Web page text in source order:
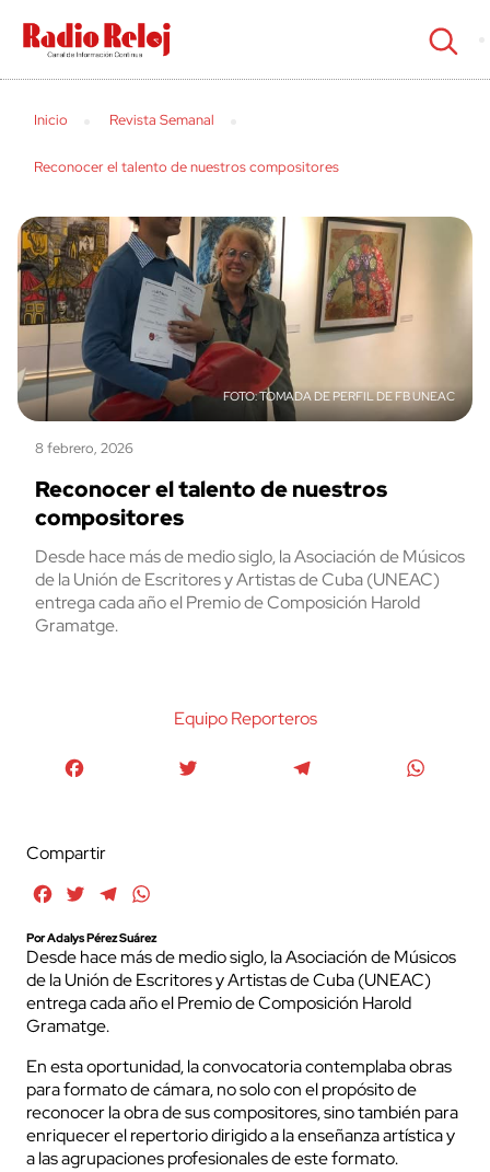
cerrar
Inicio Revista Semanal
Reconocer el talento de nuestros compositores
TOMADA DE PERFIL DE FB UNEAC
8 febrero, 2026
Reconocer el talento de nuestros
compositores
Desde hace más de medio siglo, la Asociación de Músicos
de la Unión de Escritores y Artistas de Cuba (UNEAC)
entrega cada año el Premio de Composición Harold
Gramatge.
Equipo Reporteros
Compartir
FacebookTwitterTelegram
Por Adalys Pérez Suárez
Desde hace más de medio siglo, la Asociación de Músicos
de la Unión de Escritores y Artistas de Cuba (UNEAC)
entrega cada año el Premio de Composición Harold
Gramatge.
En esta oportunidad, la convocatoria contemplaba obras
para formato de cámara, no solo con el propósito de
reconocer la obra de sus compositores, sino también para
enriquecer el repertorio dirigido a la enseñanza artística y
a las agrupaciones profesionales de este formato.